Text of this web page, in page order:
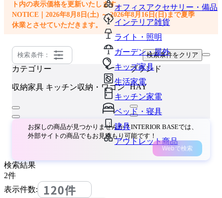
オフィスアクセサリー・備品
インテリア雑貨
ライト・照明
ガーデン・屋外
キッズ家具
生活家電
キッチン家電
ベッド・寝具
建具
アウトレット商品
ト内の表示価格を更新いたします。
NOTICE｜2026年8月8日(土) ～ 2026年8月16日(日)まで夏季
休業とさせていただきます。
検索条件： 検索条件をクリア
カテゴリー
収納家具 キッチン収納・ワゴン
ブランド
HAY
お探しの商品が見つかりませんか？INTERIOR BASEでは、
外部サイトの商品でもお見積もり可能です！
Webで検索
検索結果
2件
表示件数:
120件